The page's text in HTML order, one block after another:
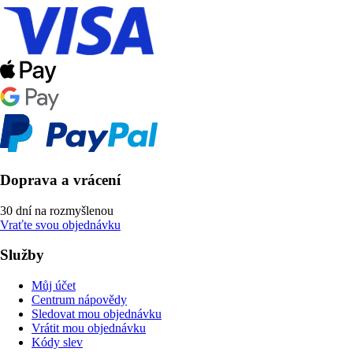
Doprava a vrácení
30 dní na rozmyšlenou
Vraťte svou objednávku
Služby
Můj účet
Centrum nápovědy
Sledovat mou objednávku
Vrátit mou objednávku
Kódy slev